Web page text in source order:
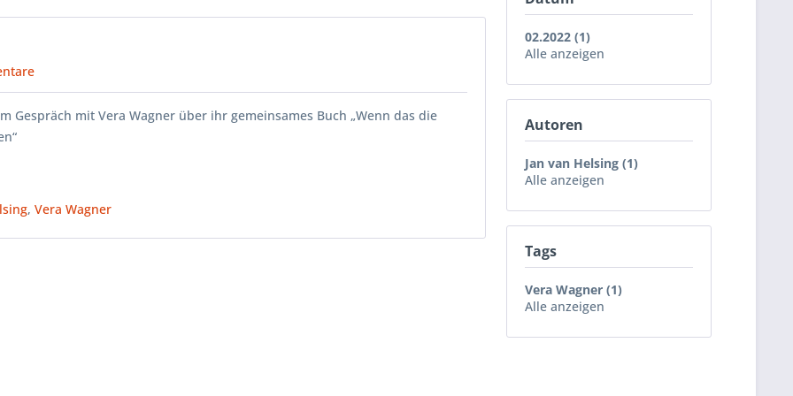
02.2022 (1)
Alle anzeigen
Autoren
Jan van Helsing (1)
Alle anzeigen
Tags
Vera Wagner (1)
Alle anzeigen
Gespräch mit Vera Wagner über ihr gemeinsames Buch „Wenn das die
,Vera Wagner